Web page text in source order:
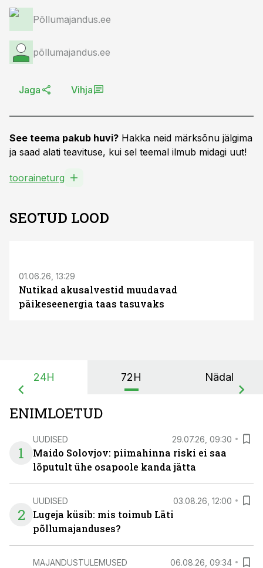
Põllumajandus.ee
põllumajandus.ee
Jaga Vihja
See teema pakub huvi? Hakka neid märksõnu jälgima
ja saad alati teavituse, kui sel teemal ilmub midagi uut!
tooraineturg
SEOTUD LOOD
01.06.26, 13:29
Nutikad akusalvestid muudavad
päikeseenergia taas tasuvaks
24H 72H Nädal
ENIMLOETUD
1
UUDISED 29.07.26, 09:30
Maido Solovjov: piimahinna riski ei saa
lõputult ühe osapoole kanda jätta
2
UUDISED 03.08.26, 12:00
Lugeja küsib: mis toimub Läti
põllumajanduses?
MAJANDUSTULEMUSED 06.08.26, 09:34